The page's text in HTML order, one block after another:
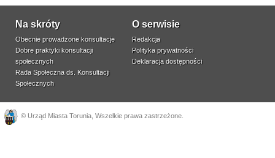
Na skróty
Obecnie prowadzone konsultacje
Dobre praktyki konsultacji
społecznych
Rada Społeczna ds. Konsultacji
Społecznych
O serwisie
Redakcja
Polityka prywatności
Deklaracja dostępności
© Urząd Miasta Torunia , Wszelkie prawa zastrzeżone.